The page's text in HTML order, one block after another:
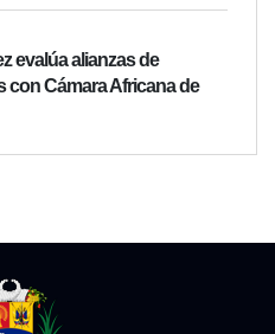
evalúa alianzas de
Cámara Africana de